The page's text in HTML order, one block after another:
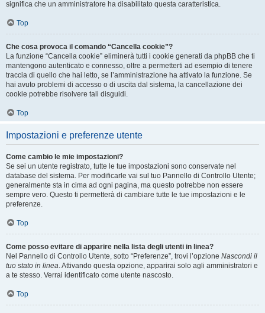
significa che un amministratore ha disabilitato questa caratteristica.
Top
Che cosa provoca il comando “Cancella cookie”?
La funzione “Cancella cookie” eliminerà tutti i cookie generati da phpBB che ti
mantengono autenticato e connesso, oltre a permetterti ad esempio di tenere
traccia di quello che hai letto, se l’amministrazione ha attivato la funzione. Se
hai avuto problemi di accesso o di uscita dal sistema, la cancellazione dei
cookie potrebbe risolvere tali disguidi.
Top
Impostazioni e preferenze utente
Come cambio le mie impostazioni?
Se sei un utente registrato, tutte le tue impostazioni sono conservate nel
database del sistema. Per modificarle vai sul tuo Pannello di Controllo Utente;
generalmente sta in cima ad ogni pagina, ma questo potrebbe non essere
sempre vero. Questo ti permetterà di cambiare tutte le tue impostazioni e le
preferenze.
Top
Come posso evitare di apparire nella lista degli utenti in linea?
Nel Pannello di Controllo Utente, sotto “Preferenze”, trovi l’opzione Nascondi il
tuo stato in linea. Attivando questa opzione, apparirai solo agli amministratori e
a te stesso. Verrai identificato come utente nascosto.
Top